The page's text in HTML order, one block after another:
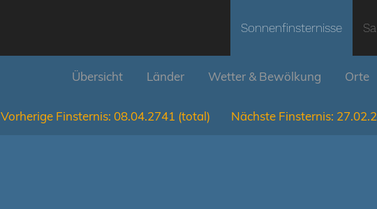
Sonnenfinsternisse
Übersicht Länder Wetter & Bewölkung Orte
Vorherige Finsternis: 08.04.2741 (total) Nächste Finsternis: